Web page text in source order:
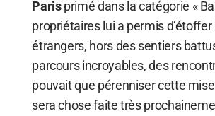
Parisprimé dans la catégorie «
propriétaires lui a permis
étrangers, hors des sentiers
parcours incroyables, des
pouvait que pérenniser cette
sera chose faite très